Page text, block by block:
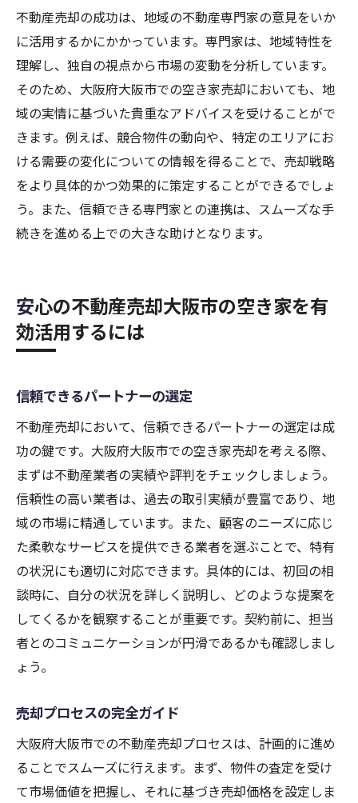
不動産売却の成功は、地域の不動産専門家の意見をいか
に活用するかにかかっています。専門家は、地域特性を
理解し、独自の視点から市場の変動を分析しています。
そのため、大阪府大阪市での空き家売却においても、地
域の実情に基づいた貴重なアドバイスを受けることがで
きます。例えば、競合物件の動向や、特定のエリアにお
ける需要の変化についての情報を得ることで、売却戦略
をより具体的かつ効果的に策定することができるでしょ
う。また、信頼できる専門家との連携は、スムーズな手
続きを進める上での大きな助けとなります。
安心の不動産売却大阪市の空き家を有
効活用するには
信頼できるパートナーの選定
不動産売却において、信頼できるパートナーの選定は成
功の鍵です。大阪府大阪市での空き家売却を考える際、
まずは不動産業者の実績や評判をチェックしましょう。
信頼性の高い業者は、過去の取引実績が豊富であり、地
域の市場に精通しています。また、顧客のニーズに応じ
た柔軟なサービスを提供できる業者を選ぶことで、特有
の状況にも適切に対応できます。具体的には、初回の相
談時に、自分の状況を詳しく説明し、どのような提案を
してくるかを観察することが重要です。契約前に、担当
者とのコミュニケーションが円滑であるかも確認しまし
ょう。
売却プロセスの完全ガイド
大阪府大阪市での不動産売却プロセスは、計画的に進め
ることでスムーズに行えます。まず、物件の査定を受け
て市場価値を把握し、それに基づき売却価格を設定しま